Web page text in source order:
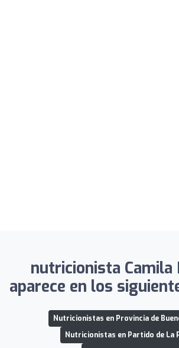
nutricionista Camila
aparece en los
Nutricionistas en Provincia de
Nutricionistas en Partido de La